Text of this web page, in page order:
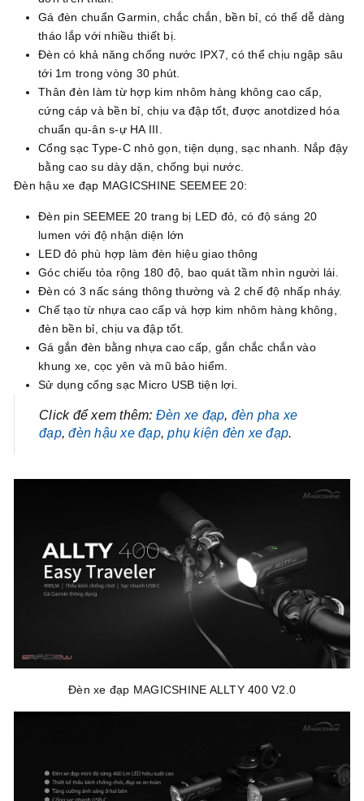
Gá đèn chuẩn Garmin, chắc chắn, bền bỉ, có thể dễ dàng
tháo lắp với nhiều thiết bị.
Đèn có khả năng chống nước IPX7, có thể chịu ngập sâu
tới 1m trong vòng 30 phút.
Thân đèn làm từ hợp kim nhôm hàng không cao cấp,
cứng cáp và bền bỉ, chịu va đập tốt, được anotdized hóa
chuẩn qu-ân s-ự HA III.
Cổng sạc Type-C nhỏ gọn, tiện dụng, sạc nhanh. Nắp đậy
bằng cao su dày dặn, chống bụi nước.
Đèn hậu xe đạp MAGICSHINE SEEMEE 20:
Đèn pin SEEMEE 20 trang bị LED đỏ, có độ sáng 20
lumen với độ nhận diện lớn
LED đỏ phù hợp làm đèn hiệu giao thông
Góc chiếu tỏa rộng 180 độ, bao quát tầm nhìn người lái.
Đèn có 3 nấc sáng thông thường và 2 chế độ nhấp nháy.
Chế tạo từ nhựa cao cấp và hợp kim nhôm hàng không,
đèn bền bỉ, chịu va đập tốt.
Gá gắn đèn bằng nhựa cao cấp, gắn chắc chắn vào
khung xe, cọc yên và mũ bảo hiểm.
Sử dụng cổng sạc Micro USB tiện lợi.
Click để xem thêm: Đèn xe đạp, đèn pha xe
đạp,đèn hậu xe đạp,phụ kiện đèn xe đạp.
Đèn xe đạp MAGICSHINE ALLTY 400 V2.0